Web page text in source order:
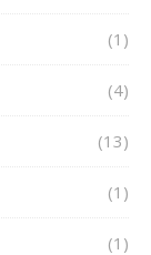
(1)
(4)
(13)
(1)
(1)